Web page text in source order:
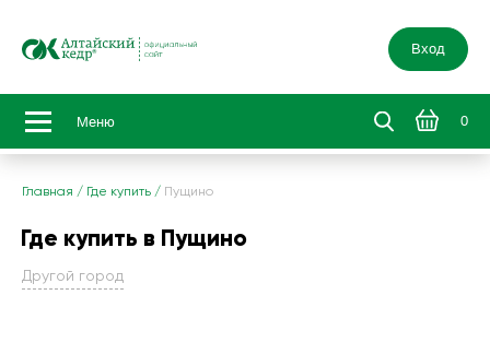
Вход
Меню 0
Главная / Где купить / Пущино
Где купить в Пущино
Другой город